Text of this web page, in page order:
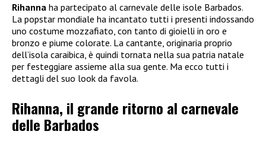
Rihanna ha partecipato al carnevale delle isole Barbados.
La popstar mondiale ha incantato tutti i presenti indossando
uno costume mozzafiato, con tanto di gioielli in oro e
bronzo e piume colorate. La cantante, originaria proprio
dell’isola caraibica, è quindi tornata nella sua patria natale
per festeggiare assieme alla sua gente. Ma ecco tutti i
dettagli del suo look da favola.
Rihanna, il grande ritorno al carnevale
delle Barbados